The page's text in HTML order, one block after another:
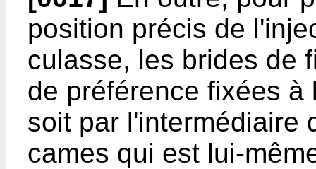
position précis de
culasse, les brides de
de préférence fixées
soit par l'intermédiaire
cames qui est lui-